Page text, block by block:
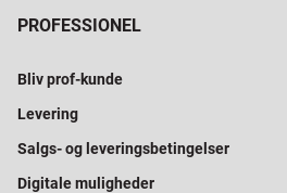
PROFESSIONEL
Bliv prof-kunde
Levering
Salgs- og leveringsbetingelser
Digitale muligheder